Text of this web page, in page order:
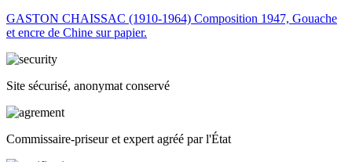
GASTON CHAISSAC (1910-1964) Composition 1947, Gouache
et encre de Chine sur papier.
Site sécurisé, anonymat conservé
Commissaire-priseur et expert agréé par l'État